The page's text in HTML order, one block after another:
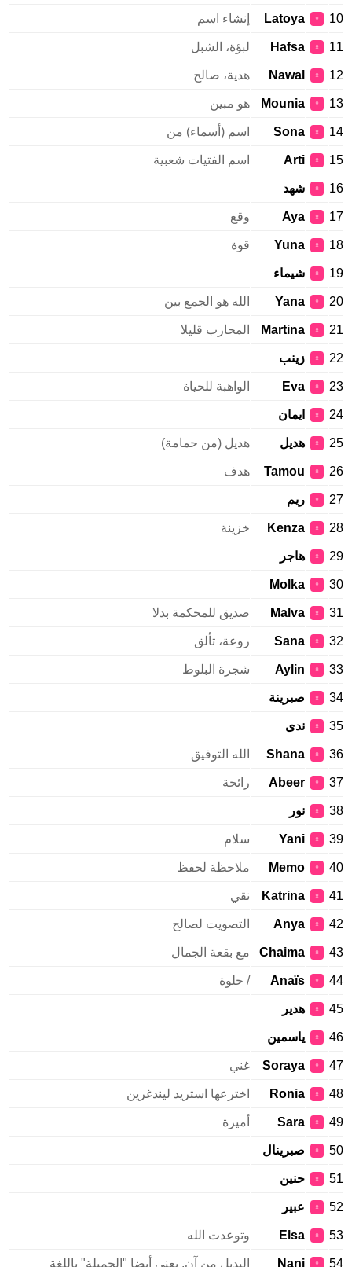
♀
Latoya إنشاء اسم
♀
Hafsa لبؤة، الشبل
♀
Nawal هدية، صالح
♀
Mounia هو مبين
♀
Sona اسم (أسماء) من
♀
Arti اسم الفتيات شعبية
♀ شهد
♀
Aya
♀
Yuna
♀ شيماء
♀
Yana الله هو الجمع بين
♀
Martina المحارب قليلا
♀ زينب
♀
Eva الواهبة للحياة
♀ ايمان
♀ هديل هديل (من حمامة)
♀
Tamou هدف
♀ ريم
♀
Kenza خزينة
♀ هاجر
♀
Molka
♀
Malva صديق للمحكمة بدلا
♀
Sana روعة، تألق
♀
Aylin شجرة البلوط
♀ صبرينة
♀ ندى
♀
Shana الله التوفيق
♀
Abeer رائحة
♀ نور
♀
Yani سلام
♀
Memo ملاحظة لحفظ
♀
Katrina نقي
♀
Anya التصويت لصالح
♀
Chaima مع بقعة الجمال
♀
Anaïs / حلوة
♀ هدير
♀ ياسمين
♀
Soraya غني
♀
Ronia اخترعها استريد ليندغرين
♀
Sara أميرة
♀ صبرينال
♀ حنين
♀ عبير
♀
Elsa وتوعدت الله
♀
Nani البديل من آن. يعني أيضا "الجميلة" باللغة